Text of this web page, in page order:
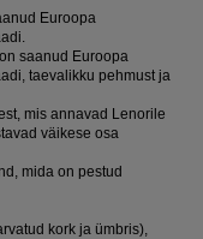
Euroopa
saanud Euroopa
taevalikku pehmust ja
mis annavad Lenorile
väikese osa
mida on pestud
kork ja ümbris),